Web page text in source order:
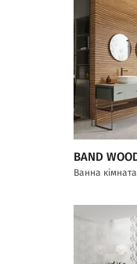
BAND
Ванна кімната